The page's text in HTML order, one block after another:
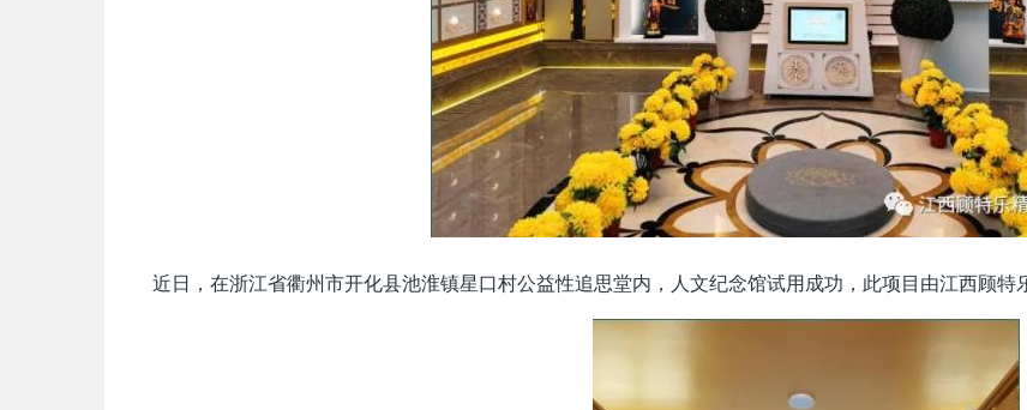
近日，在浙江省衢州市开化县池淮镇星口村公益性追思堂内，人文纪念馆试用成功，此项目由江西顾特